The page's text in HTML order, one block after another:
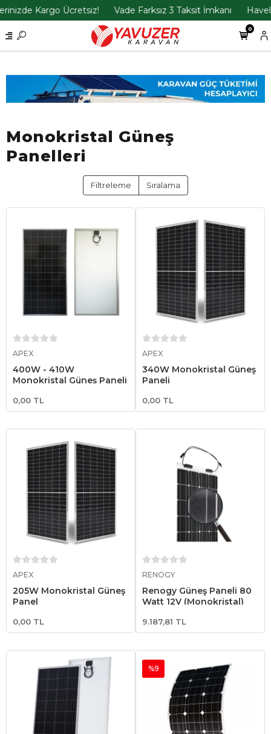
Kargo Ücretsiz! Vade Farksız 3 Taksit İmkanı Havele
0
Monokristal Güneş
Panelleri
Filtreleme Sıralama
APEX
400W - 410W
Monokristal Güneş Paneli
0,00 TL
APEX
340W Monokristal Güneş
Paneli
0,00 TL
APEX
205W Monokristal Güneş
Panel
0,00 TL
RENOGY
Renogy Güneş Paneli 80
Watt 12V (Monokristal)
9.187,81 TL
%9